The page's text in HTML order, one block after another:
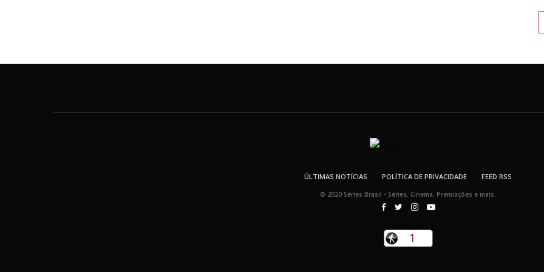
ÚLTIMAS NOTÍCIAS POLÍTICA DE PRIVACIDADE FEED RSS
© 2020 Séries Brasil - Séries, Cinema, Premiações e mais.